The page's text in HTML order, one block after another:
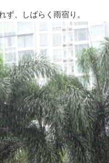
ず、しばらく雨宿り。